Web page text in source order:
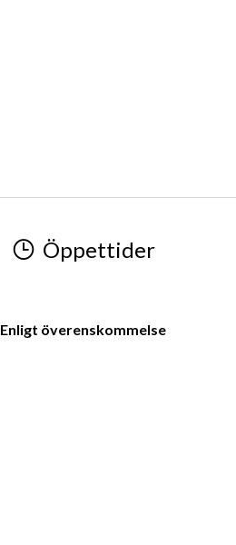
Öppettider
Enligt överenskommelse